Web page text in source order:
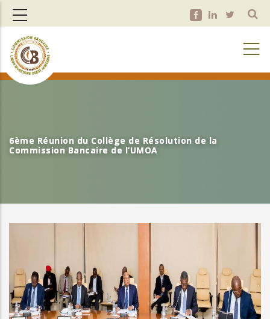
Aller
contenu
principal
6ème Réunion du Collège de Résolution de la
Commission Bancaire de l’UMOA
6ème Réunion du Collège de Résolution de la
Commission Bancaire de l’UMOA